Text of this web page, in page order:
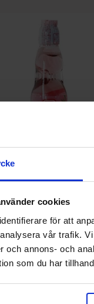
cookies
för att
vår trafik.
och annons- och
som du har
Strawberry Soda
Köp